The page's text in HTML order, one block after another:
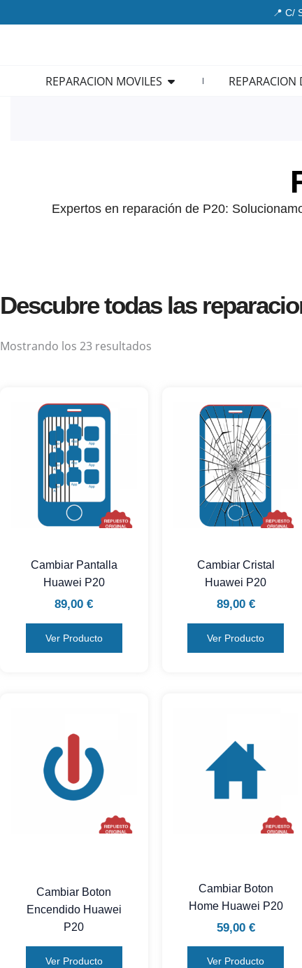
al
📍 C/
REPARACION MOVILES Open REPARACION
REPARACION
Expertos en reparación de P20:
Descubre todas las
Mostrando los 23 resultados
Cambiar Pantalla
Huawei P20
89,00€
Ver Producto
Cambiar Cristal
Huawei P20
89,00 €
Ver Producto
Cambiar Boton
Encendido Huawei
P20
Ver Producto
Cambiar Boton
Home Huawei P20
59,00 €
Ver Producto